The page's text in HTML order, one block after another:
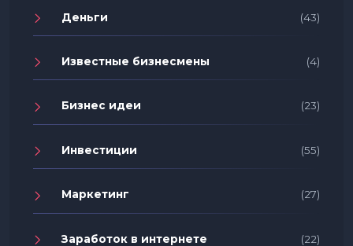
Деньги (43)
Известные бизнесмены (4)
Бизнес идеи (23)
Инвестиции (55)
Маркетинг (27)
Заработок в интернете (22)